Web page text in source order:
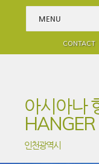
MENU
ABOUT
WHAT WE DO
아시아나
HANGER
인천광역시